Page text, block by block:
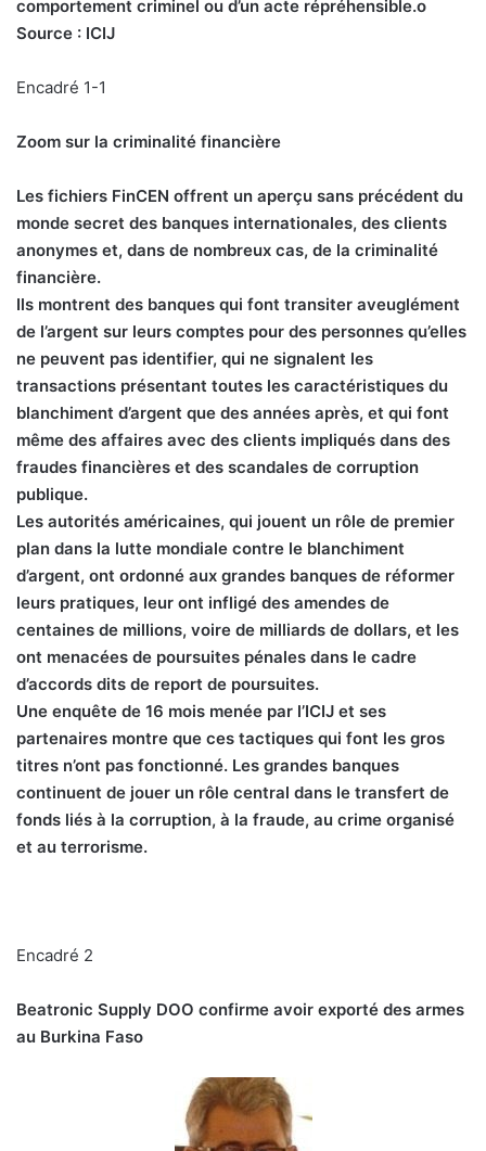
comportement criminel ou d’un acte répréhensible.o
Source : ICIJ
Encadré 1-1
Zoom sur la criminalité financière
Les fichiers FinCEN offrent un aperçu sans précédent du
monde secret des banques internationales, des clients
anonymes et, dans de nombreux cas, de la criminalité
financière.
Ils montrent des banques qui font transiter aveuglément
de l’argent sur leurs comptes pour des personnes qu’elles
ne peuvent pas identifier, qui ne signalent les
transactions présentant toutes les caractéristiques du
blanchiment d’argent que des années après, et qui font
même des affaires avec des clients impliqués dans des
fraudes financières et des scandales de corruption
publique.
Les autorités américaines, qui jouent un rôle de premier
plan dans la lutte mondiale contre le blanchiment
d’argent, ont ordonné aux grandes banques de réformer
leurs pratiques, leur ont infligé des amendes de
centaines de millions, voire de milliards de dollars, et les
ont menacées de poursuites pénales dans le cadre
d’accords dits de report de poursuites.
Une enquête de 16 mois menée par l’ICIJ et ses
partenaires montre que ces tactiques qui font les gros
titres n’ont pas fonctionné. Les grandes banques
continuent de jouer un rôle central dans le transfert de
fonds liés à la corruption, à la fraude, au crime organisé
et au terrorisme.
Encadré 2
Beatronic Supply DOO confirme avoir exporté des armes
au Burkina Faso